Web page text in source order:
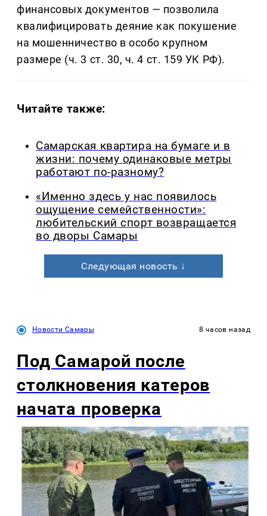
финансовых документов — позволила
квалифицировать деяние как покушение
на мошенничество в особо крупном
размере (ч. 3 ст. 30, ч. 4 ст. 159 УК РФ).
Читайте также:
Самарская квартира на бумаге и в
жизни: почему одинаковые метры
работают по-разному?
«Именно здесь у нас появилось
ощущение семейственности»:
любительский спорт возвращается
во дворы Самары
Следующая новость ↓
Новости Самары 8 часов назад
Под Самарой после
столкновения катеров
начата проверка